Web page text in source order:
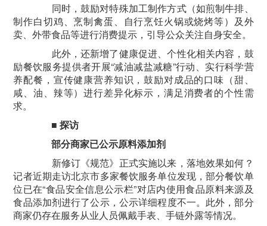
同时，鼓励对特殊加工制作方式（如煎制牛排、
制作白切鸡、烹制禽蛋、自行烹饪火锅或烧烤等）及外
卖、外带食品等进行消费提示，引导公众关注自身安全。
此外，还新增了健康促进、个性化相关内容，鼓
励餐饮服务提供者开展“减油减盐减糖”行动、实行科学营
养配餐，宣传健康营养知识，鼓励对成品的口味（甜、
咸、油、辣等）进行差异化标示，满足消费者的个性需
求。
■ 探访
部分商家已公示原料添加剂
新修订《规范》正式实施以来，落地效果如何？
记者近期走访北京市多家餐饮服务单位发现，部分餐饮单
位已在“食品安全信息公示栏”对店内使用食品原料来源及
食品添加剂进行了公示，公示详细程度不一。此外，部分
商家仍存在服务从业人员佩戴手表、手链外露等情况。